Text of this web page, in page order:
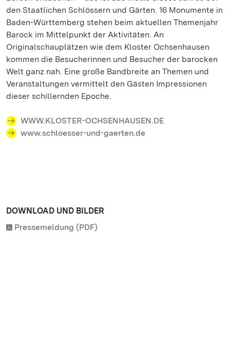
den Staatlichen Schlössern und Gärten. 16 Monumente in
Baden-Württemberg stehen beim aktuellen Themenjahr
Barock im Mittelpunkt der Aktivitäten. An
Originalschauplätzen wie dem Kloster Ochsenhausen
kommen die Besucherinnen und Besucher der barocken
Welt ganz nah. Eine große Bandbreite an Themen und
Veranstaltungen vermittelt den Gästen Impressionen
dieser schillernden Epoche.
WWW.KLOSTER-OCHSENHAUSEN.DE
www.schloesser-und-gaerten.de
DOWNLOAD UND BILDER
Pressemeldung (PDF)